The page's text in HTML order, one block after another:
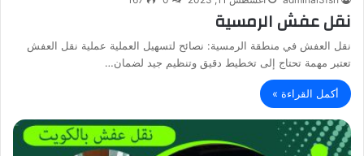
نقل عفش الرمسية
نقل العفش في منطقة الرمسية: نصائح لتسهيل العملية عملية نقل العفش
تعتبر مهمة تحتاج إلى تخطيط دقيق وتنظيم جيد لضمان…
أكمل القراءة »